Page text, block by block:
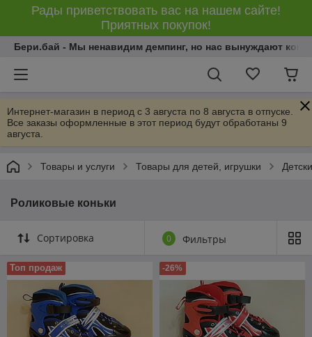
Рады приветствовать вас на нашем сайте!
Приятных покупок!
Бери.бай - Мы ненавидим демпинг, но нас вынуждают
Интернет-магазин в период с 3 августа по 8 августа в отпуске.
Все заказы оформленные в этот период будут обработаны 9
августа.
Товары и услуги Товары для детей, игрушки
Роликовые коньки
Сортировка 0 Фильтры
Топ продаж -26%